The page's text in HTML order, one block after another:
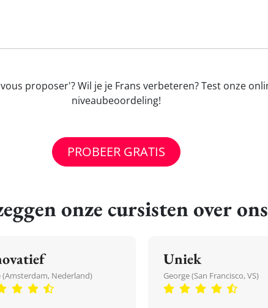
proposer'? Wil je je Frans verbeteren? Test onze
niveaubeoordeling!
PROBEER GRATIS
onze cursisten over
(Amsterdam, Nederland)
Uniek
George (San Francisco, VS)